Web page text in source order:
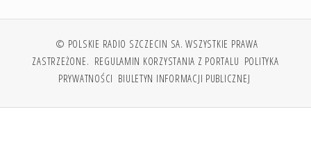
© POLSKIE RADIO SZCZECIN SA. WSZYSTKIE PRAWA
ZASTRZEŻONE. REGULAMIN KORZYSTANIA Z PORTALU POLITYKA
PRYWATNOŚCI BIULETYN INFORMACJI PUBLICZNEJ